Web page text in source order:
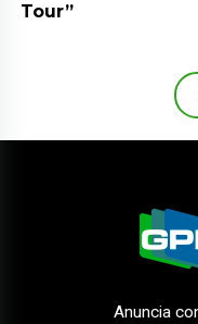
Tour”
Anuncia